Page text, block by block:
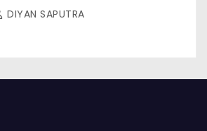
DIYAN SAPUTRA